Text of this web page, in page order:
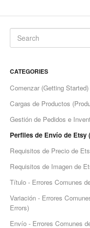
CATEGORIES
Comenzar (Getting Started)
Cargas de Productos
Gestión de Pedidos e
Perfiles de Envío de
Requisitos de Precio de
Requisitos de Imagen de
Título - Errores Comunes
Variación - Errores
Errors)
Envío - Errores Comunes